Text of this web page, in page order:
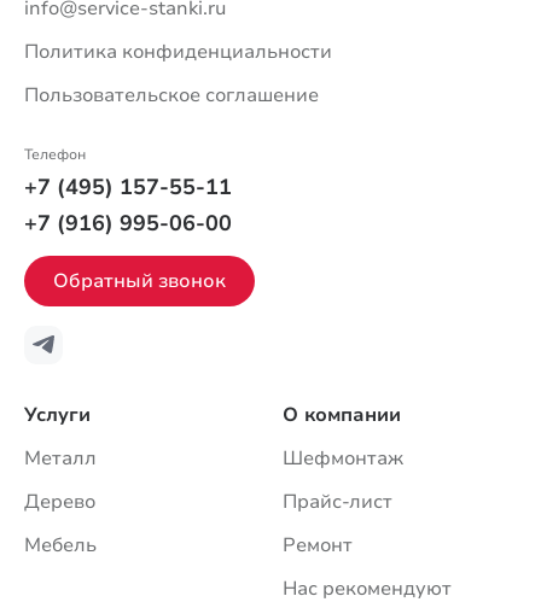
Услуги
Металл
Дерево
Мебель
О компании
Шефмонтаж
Прайс-лист
Ремонт
Нас рекомендуют
info@service-stanki.ru
Политика конфиденциальности
Пользовательское соглашение
Телефон
+7 (495) 157-55-11
+7 (916) 995-06-00
Обратный звонок